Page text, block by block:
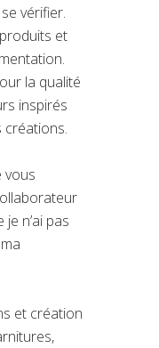
vérifier.
et
la qualité
inspirés
créations.
vous
n’ai pas
et création